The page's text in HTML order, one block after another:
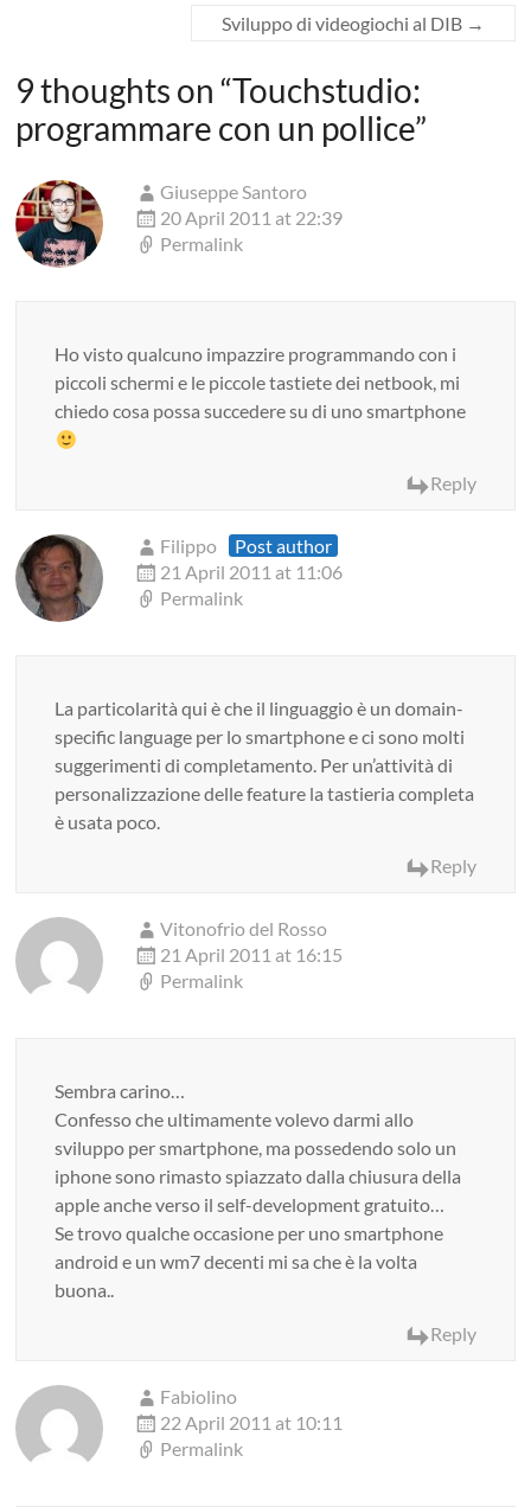
Sviluppo di videogiochi al DIB →
9 thoughts on “Touchstudio:
programmare con un pollice”
Giuseppe Santoro
20 April 2011 at 22:39
Permalink
Ho visto qualcuno impazzire programmando con i
piccoli schermi e le piccole tastiete dei netbook, mi
chiedo cosa possa succedere su di uno smartphone
Reply
Filippo
Post author
21 April 2011 at 11:06
Permalink
La particolarità qui è che il linguaggio è un domain-
specific language per lo smartphone e ci sono molti
suggerimenti di completamento. Per un’attività di
personalizzazione delle feature la tastieria completa
è usata poco.
Reply
Vitonofrio del Rosso
21 April 2011 at 16:15
Permalink
Sembra carino…
Confesso che ultimamente volevo darmi allo
sviluppo per smartphone, ma possedendo solo un
iphone sono rimasto spiazzato dalla chiusura della
apple anche verso il self-development gratuito…
Se trovo qualche occasione per uno smartphone
android e un wm7 decenti mi sa che è la volta
buona..
Reply
Fabiolino
22 April 2011 at 10:11
Permalink